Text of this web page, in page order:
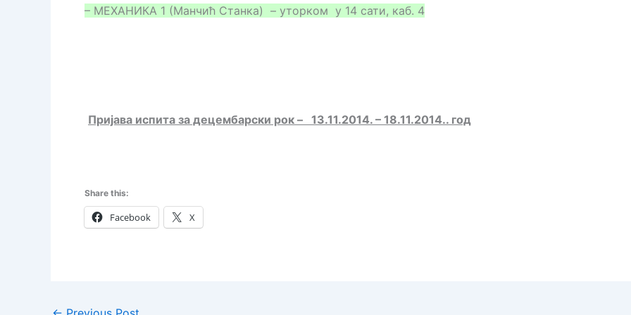
– МЕХАНИКА 1 (Манчић Станка) – уторком у 14 сати, каб. 4
Пријава испита за децембарски рок – 13.11.2014. – 18.11.2014.. год
Share this:
Facebook X